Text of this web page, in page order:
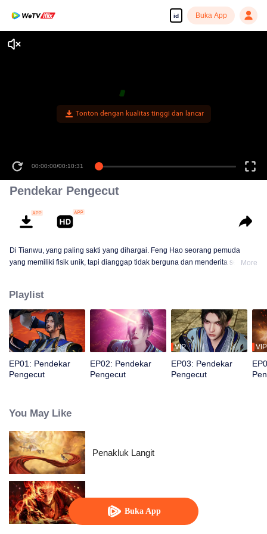
id Buka App
Buka App
Tonton dengan kualitas tinggi dan lancar
00:00:00/00:10:31
Pendekar Pengecut
Di Tianwu, yang paling sakti yang dihargai. Feng Hao seorang pemuda
yang memiliki fisik unik, tapi dianggap tidak berguna dan menderita segala
More
Playlist
EP01: Pendekar
Pengecut
EP02: Pendekar
Pengecut
VIP
EP03: Pendekar
Pengecut
VIP
You May Like
Penakluk Langit